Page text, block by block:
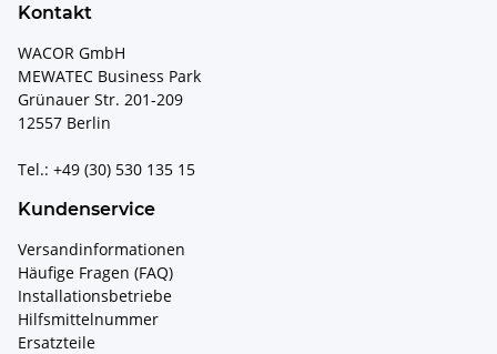
Kontakt
WACOR GmbH
MEWATEC Business Park
Grünauer Str. 201-209
12557 Berlin
Tel.: +49 (30) 530 135 15
Kundenservice
Versandinformationen
Häufige Fragen (FAQ)
Installationsbetriebe
Hilfsmittelnummer
Ersatzteile